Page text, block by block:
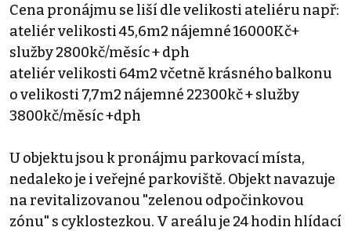
Cena pronájmu se liší dle velikosti ateliéru např:
ateliér velikosti 45,6m2 nájemné 16000Kč+
služby 2800kč/měsíc + dph
ateliér velikosti 64m2 včetně krásného balkonu
o velikosti 7,7m2 nájemné 22300kč + služby
3800kč/měsíc +dph
U objektu jsou k pronájmu parkovací místa,
nedaleko je i veřejné parkoviště. Objekt navazuje
na revitalizovanou "zelenou odpočinkovou
zónu" s cyklostezkou. V areálu je 24 hodin hlídací